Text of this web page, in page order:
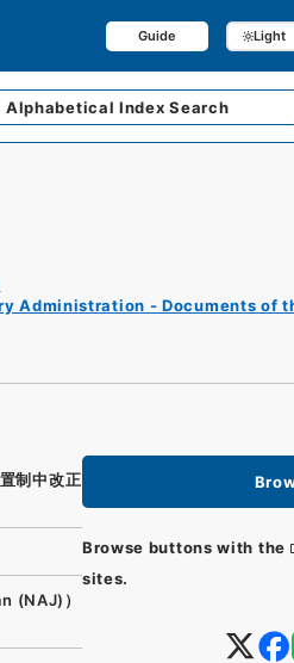
Guide Light
AlphabeticalIndex Search
Administration - Documents of
Browse buttons with the
sites.
制中改正
(NAJ)）